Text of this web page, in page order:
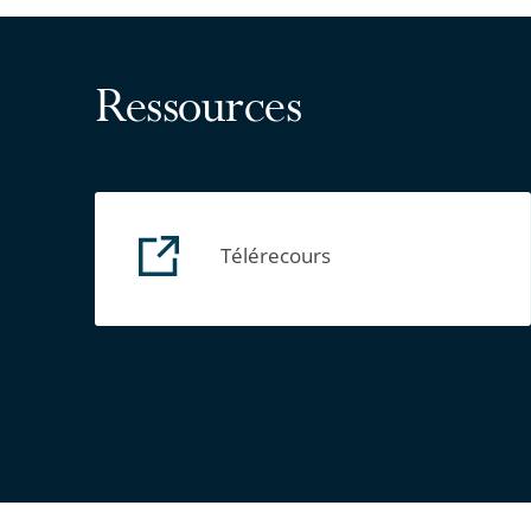
Ressources
Télérecours